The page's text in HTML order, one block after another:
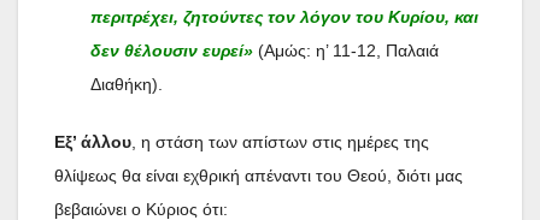
περιτρέχει, ζητούντες τον λόγον του Κυρίου, και
δεν θέλουσιν ευρεί» (Αμώς: η’ 11-12, Παλαιά
Διαθήκη).
Εξ’ άλλου , η στάση των απίστων στις ημέρες της
θλίψεως θα είναι εχθρική απέναντι του Θεού, διότι μας
βεβαιώνει ο Κύριος ότι: